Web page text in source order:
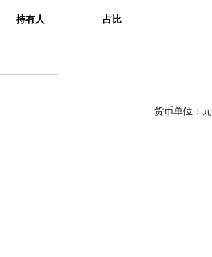
持有人 占比
货币单位：元